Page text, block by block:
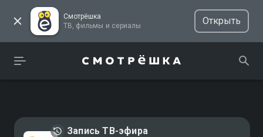
Смотрёшка
ТВ, фильмы и сериалы
Открыть
Запись ТВ-эфира